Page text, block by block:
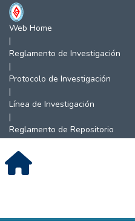
Web Home
|
Reglamento de Investigación
|
Protocolo de Investigación
|
Línea de Investigación
|
Reglamento de Repositorio